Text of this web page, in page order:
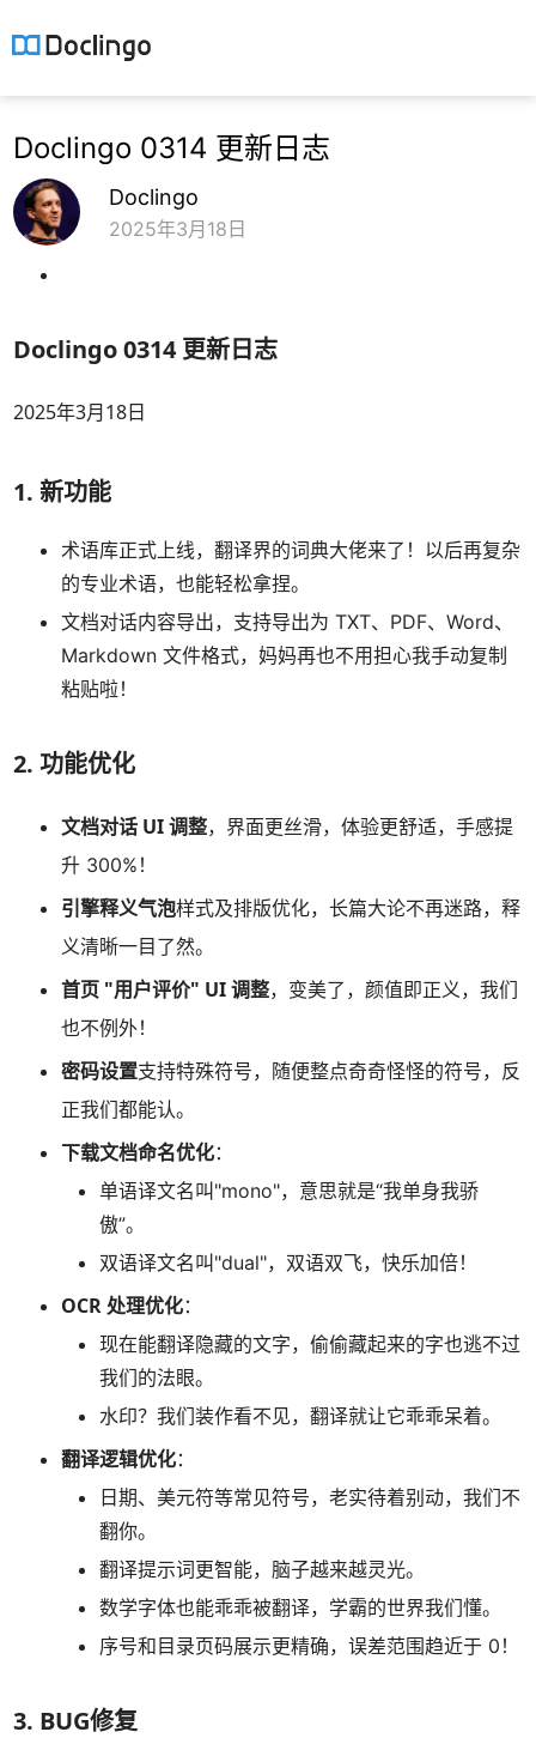
Doclingo 0314 更新日志
Doclingo
2025年3月18日
Doclingo 0314 更新日志
2025年3月18日
1. 新功能
术语库正式上线，翻译界的词典大佬来了！以后再复杂
的专业术语，也能轻松拿捏。
文档对话内容导出，支持导出为 TXT、PDF、Word、
Markdown 文件格式，妈妈再也不用担心我手动复制
粘贴啦！
2. 功能优化
文档对话 UI 调整，界面更丝滑，体验更舒适，手感提
升 300%！
引擎释义气泡样式及排版优化，长篇大论不再迷路，释
义清晰一目了然。
首页 "用户评价" UI 调整，变美了，颜值即正义，我们
也不例外！
密码设置支持特殊符号，随便整点奇奇怪怪的符号，反
正我们都能认。
下载文档命名优化：
单语译文名叫"mono"，意思就是“我单身我骄
傲”。
双语译文名叫"dual"，双语双飞，快乐加倍！
OCR 处理优化：
现在能翻译隐藏的文字，偷偷藏起来的字也逃不过
我们的法眼。
水印？我们装作看不见，翻译就让它乖乖呆着。
翻译逻辑优化：
日期、美元符等常见符号，老实待着别动，我们不
翻你。
翻译提示词更智能，脑子越来越灵光。
数学字体也能乖乖被翻译，学霸的世界我们懂。
序号和目录页码展示更精确，误差范围趋近于 0！
3. BUG修复